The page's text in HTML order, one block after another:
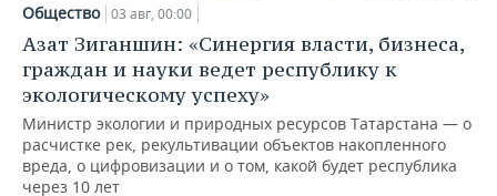
Общество 03 авг, 00:00
Азат Зиганшин: «Синергия власти, бизнеса,
граждан и науки ведет республику к
экологическому успеху»
Министр экологии и природных ресурсов Татарстана — о
расчистке рек, рекультивации объектов накопленного
вреда, о цифровизации и о том, какой будет республика
через 10 лет